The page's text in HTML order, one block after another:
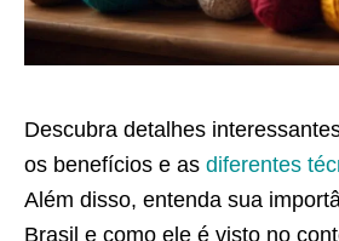
Descubra detalhes
os benefícios e as diferentes
Além disso, entenda sua
Brasil e como ele é visto no